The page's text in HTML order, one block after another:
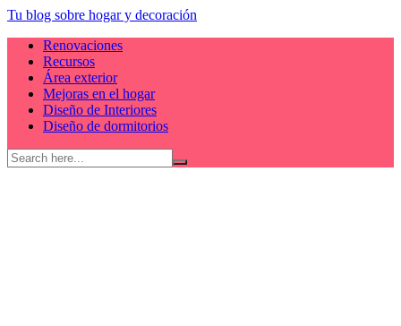
Skip
content
Tu blog sobre hogar y decoración
Renovaciones
Recursos
Área exterior
Mejoras en el hogar
Diseño de Interiores
Diseño de dormitorios